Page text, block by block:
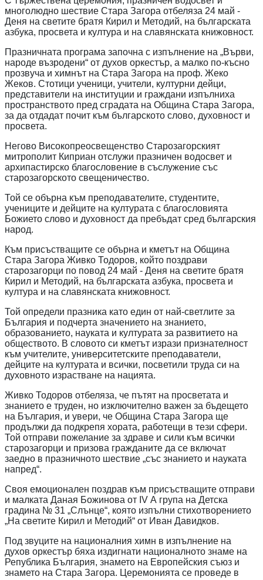
многолюдно шествие Стара Загора отбеляза 24 май -
Деня на светите братя Кирил и Методий, на българската
азбука, просвета и култура и на славянската книжовност.
Празничната програма започна с изпълнение на „Върви,
народе възродени“ от духов оркестър, а малко по-късно
прозвуча и химнът на Стара Загора на проф. Жеко
Жеков. Стотици ученици, учители, културни дейци,
представители на институции и граждани изпълниха
пространството пред сградата на Община Стара Загора,
за да отдадат почит към българското слово, духовност и
просвета.
Негово Високопреосвещенство Старозагорският
митрополит Киприан отслужи празничен водосвет и
архипастирско благословение в съслужение със
старозагорското свещеничество.
Той се обърна към преподавателите, студентите,
учениците и дейците на културата с благословията
Божието слово и духовност да пребъдат сред българския
народ.
Към присъстващите се обърна и кметът на Община
Стара Загора Живко Тодоров, който поздрави
старозагорци по повод 24 май - Деня на светите братя
Кирил и Методий, на българската азбука, просвета и
култура и на славянската книжовност.
Той определи празника като един от най-светлите за
България и подчерта значението на знанието,
образованието, науката и културата за развитието на
обществото. В словото си кметът изрази признателност
към учителите, университетските преподаватели,
дейците на културата и всички, посветили труда си на
духовното израстване на нацията.
Живко Тодоров отбеляза, че пътят на просветата и
знанието е труден, но изключително важен за бъдещето
на България, и увери, че Община Стара Загора ще
продължи да подкрепя хората, работещи в тези сфери.
Той отправи пожелание за здраве и сили към всички
старозагорци и призова гражданите да се включат
заедно в празничното шествие „със знанието и науката
напред“.
Своя емоционален поздрав към присъстващите отправи
и малката Даная Божинова от IV А група на Детска
градина № 31 „Слънце“, която изпълни стихотворението
„На светите Кирил и Методий“ от Иван Давидков.
Под звуците на националния химн в изпълнение на
духов оркестър бяха издигнати националното знаме на
Република България, знамето на Европейския съюз и
знамето на Стара Загора. Церемонията се проведе в